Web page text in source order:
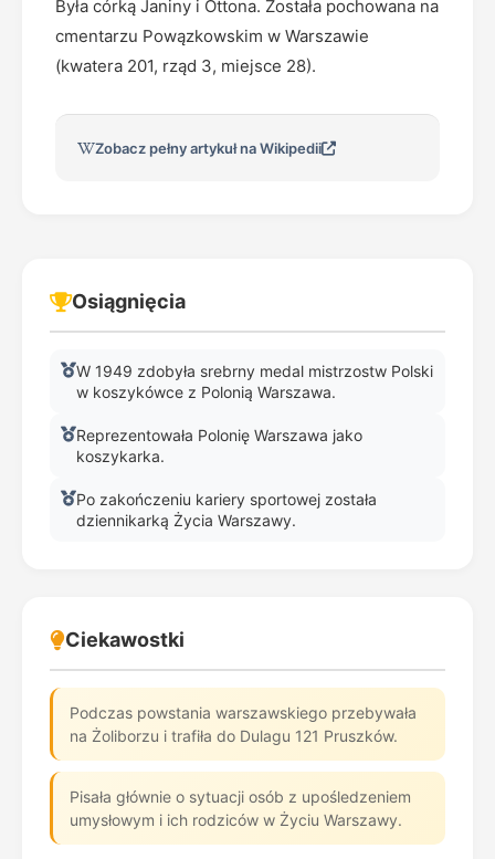
Była córką Janiny i Ottona. Została pochowana na
cmentarzu Powązkowskim w Warszawie
(kwatera 201, rząd 3, miejsce 28).
Zobacz pełny artykuł na Wikipedii
Osiągnięcia
W 1949 zdobyła srebrny medal mistrzostw Polski
w koszykówce z Polonią Warszawa.
Reprezentowała Polonię Warszawa jako
koszykarka.
Po zakończeniu kariery sportowej została
dziennikarką Życia Warszawy.
Ciekawostki
Podczas powstania warszawskiego przebywała
na Żoliborzu i trafiła do Dulagu 121 Pruszków.
Pisała głównie o sytuacji osób z upośledzeniem
umysłowym i ich rodziców w Życiu Warszawy.